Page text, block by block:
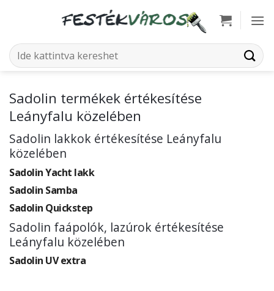
Keresés
a
Sadolin termékek értékesítése
Leányfalu közelében
Sadolin lakkok értékesítése Leányfalu
közelében
Sadolin Yacht lakk
Sadolin Samba
Sadolin Quickstep
Sadolin faápolók, lazúrok értékesítése
Leányfalu közelében
Sadolin UV extra